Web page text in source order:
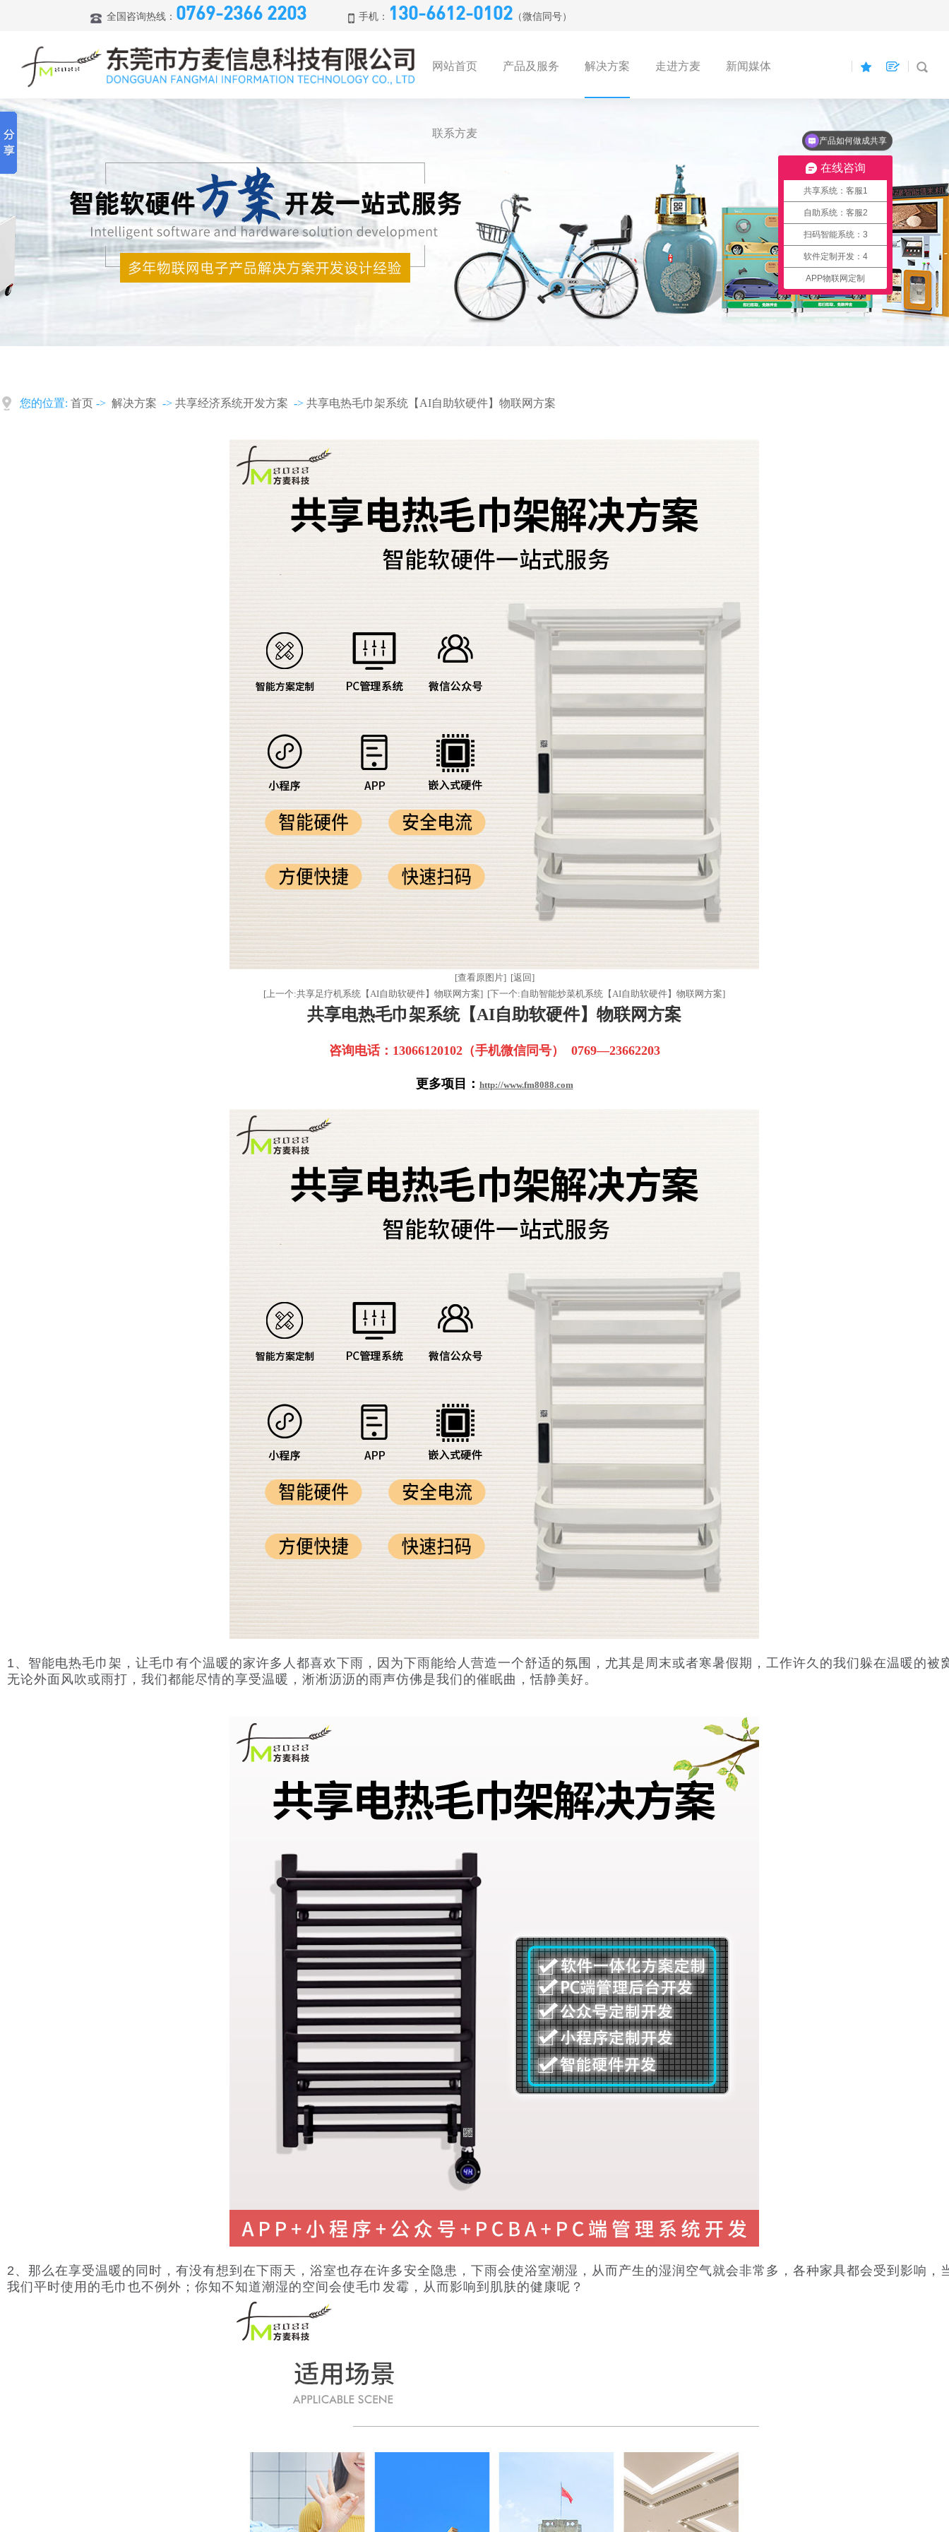
全国咨询热线： 0769-2366 2203 手机： 130-6612-0102 （微信同号）
网站首页 产品及服务 解决方案 走进方麦 新闻媒体
联系方麦
您的位置: 首页 -> 解决方案 -> 共享经济系统开发方案 -> 共享电热毛巾架系统【AI自助软硬件】物联网方案
[查看原图片] [返回]
[上一个:共享足疗机系统【AI自助软硬件】物联网方案] [下一个:自助智能炒菜机系统【AI自助软硬件】物联网方案]
共享电热毛巾架系统【AI自助软硬件】物联网方案
咨询电话： 13066120102（手机微信同号） 0769—23662203
更多项目： http://www.fm8088.com
1、智能电热毛巾架，让毛巾有个温暖的家许多人都喜欢下雨，因为下雨能给人营造一个舒适的氛围，尤其是周末或者寒暑假期，工作许久的我们躲在温暖的被
无论外面风吹或雨打，我们都能尽情的享受温暖，淅淅沥沥的雨声仿佛是我们的催眠曲，恬静美好。
2、那么在享受温暖的同时，有没有想到在下雨天，浴室也存在许多安全隐患，下雨会使浴室潮湿，从而产生的湿润空气就会非常多，各种家具都会受到影响，
我们平时使用的毛巾也不例外；你知不知道潮湿的空间会使毛巾发霉，从而影响到肌肤的健康呢？
在线咨询
共享系统：客服1
自助系统：客服2
扫码智能系统：3
软件定制开发：4
APP物联网定制
定制共享系统多长时间？